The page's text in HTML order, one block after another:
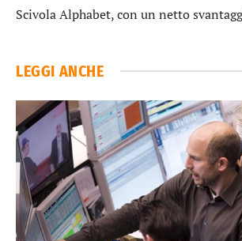
ScivolaAlphabet, con un netto
LEGGI ANCHE